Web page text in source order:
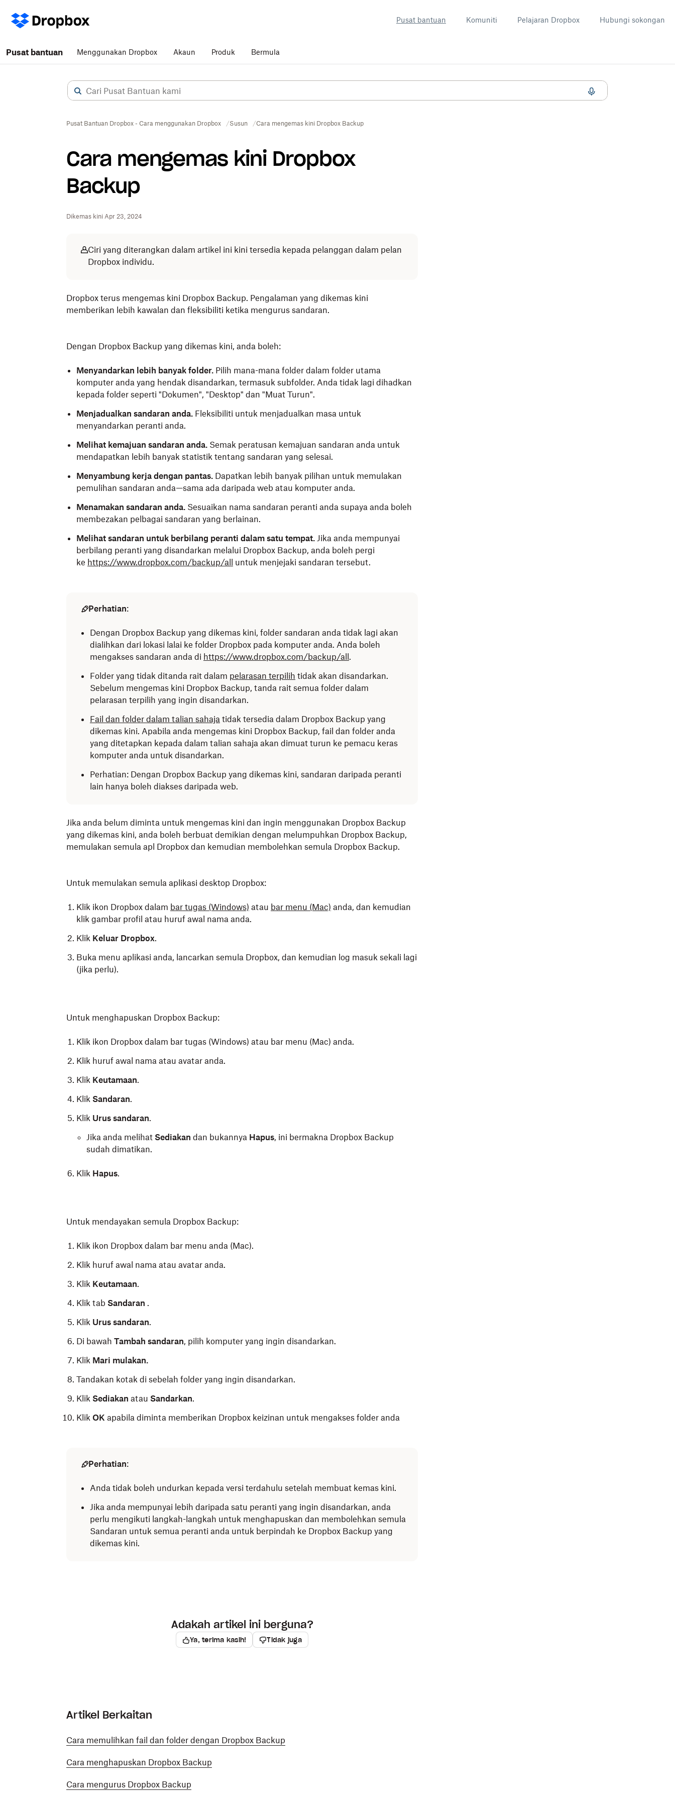
Pusat bantuan Komuniti Pelajaran Dropbox Hubungi sokongan
Pusat bantuan Menggunakan Dropbox Akaun Produk Bermula
Pusat Bantuan Dropbox - Cara menggunakan Dropbox Susun Cara mengemas kini Dropbox Backup
Cara mengemas kini Dropbox
Backup
Dikemas kini Apr 23, 2024
Ciri yang diterangkan dalam artikel ini kini tersedia kepada pelanggan dalam pelan
Dropbox individu.
Dropbox terus mengemas kini Dropbox Backup. Pengalaman yang dikemas kini
memberikan lebih kawalan dan fleksibiliti ketika mengurus sandaran.
Dengan Dropbox Backup yang dikemas kini, anda boleh:
Menyandarkan lebih banyak folder. Pilih mana-mana folder dalam folder utama
komputer anda yang hendak disandarkan, termasuk subfolder. Anda tidak lagi dihadkan
kepada folder seperti "Dokumen", "Desktop" dan "Muat Turun".
Menjadualkan sandaran anda. Fleksibiliti untuk menjadualkan masa untuk
menyandarkan peranti anda.
Melihat kemajuan sandaran anda. Semak peratusan kemajuan sandaran anda untuk
mendapatkan lebih banyak statistik tentang sandaran yang selesai.
Menyambung kerja dengan pantas. Dapatkan lebih banyak pilihan untuk memulakan
pemulihan sandaran anda—sama ada daripada web atau komputer anda.
Menamakan sandaran anda. Sesuaikan nama sandaran peranti anda supaya anda boleh
membezakan pelbagai sandaran yang berlainan.
Melihat sandaran untuk berbilang peranti dalam satu tempat. Jika anda mempunyai
berbilang peranti yang disandarkan melalui Dropbox Backup, anda boleh pergi
ke https://www.dropbox.com/backup/all untuk menjejaki sandaran tersebut.
Perhatian:
Dengan Dropbox Backup yang dikemas kini, folder sandaran anda tidak lagi akan
dialihkan dari lokasi lalai ke folder Dropbox pada komputer anda. Anda boleh
mengakses sandaran anda di https://www.dropbox.com/backup/all .
Folder yang tidak ditanda rait dalam pelarasan terpilih tidak akan disandarkan.
Sebelum mengemas kini Dropbox Backup, tanda rait semua folder dalam
pelarasan terpilih yang ingin disandarkan.
Fail dan folder dalam talian sahaja tidak tersedia dalam Dropbox Backup yang
dikemas kini. Apabila anda mengemas kini Dropbox Backup, fail dan folder anda
yang ditetapkan kepada dalam talian sahaja akan dimuat turun ke pemacu keras
komputer anda untuk disandarkan.
Perhatian: Dengan Dropbox Backup yang dikemas kini, sandaran daripada peranti
lain hanya boleh diakses daripada web.
Jika anda belum diminta untuk mengemas kini dan ingin menggunakan Dropbox Backup
yang dikemas kini, anda boleh berbuat demikian dengan melumpuhkan Dropbox Backup,
memulakan semula apl Dropbox dan kemudian membolehkan semula Dropbox Backup.
Untuk memulakan semula aplikasi desktop Dropbox:
Klik ikon Dropbox dalam bar tugas (Windows) atau bar menu (Mac) anda, dan kemudian
klik gambar profil atau huruf awal nama anda.
Klik Keluar Dropbox.
Buka menu aplikasi anda, lancarkan semula Dropbox, dan kemudian log masuk sekali lagi
(jika perlu).
Untuk menghapuskan Dropbox Backup:
Klik ikon Dropbox dalam bar tugas (Windows) atau bar menu (Mac) anda.
Klik huruf awal nama atau avatar anda.
Klik Keutamaan.
Klik Sandaran.
Klik Urus sandaran.
Jika anda melihat Sediakan dan bukannya Hapus, ini bermakna Dropbox Backup
sudah dimatikan.
Klik Hapus.
Untuk mendayakan semula Dropbox Backup:
Klik ikon Dropbox dalam bar menu anda (Mac).
Klik huruf awal nama atau avatar anda.
Klik Keutamaan.
Klik tab Sandaran .
Klik Urus sandaran.
Di bawah Tambah sandaran, pilih komputer yang ingin disandarkan.
Klik Mari mulakan.
Tandakan kotak di sebelah folder yang ingin disandarkan.
Klik Sediakan atau Sandarkan.
Klik OK apabila diminta memberikan Dropbox keizinan untuk mengakses folder anda
Perhatian:
Anda tidak boleh undurkan kepada versi terdahulu setelah membuat kemas kini.
Jika anda mempunyai lebih daripada satu peranti yang ingin disandarkan, anda
perlu mengikuti langkah-langkah untuk menghapuskan dan membolehkan semula
Sandaran untuk semua peranti anda untuk berpindah ke Dropbox Backup yang
dikemas kini.
Adakah artikel ini berguna?
Ya, terima kasih! Tidak juga
Artikel Berkaitan
Cara memulihkan fail dan folder dengan Dropbox Backup
Cara menghapuskan Dropbox Backup
Cara mengurus Dropbox Backup